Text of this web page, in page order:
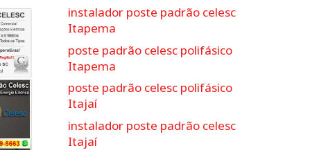
instalador poste padrão celesc
Itapema
poste padrão celesc polifásico
Itapema
poste padrão celesc polifásico
Itajaí
instalador poste padrão celesc
Itajaí